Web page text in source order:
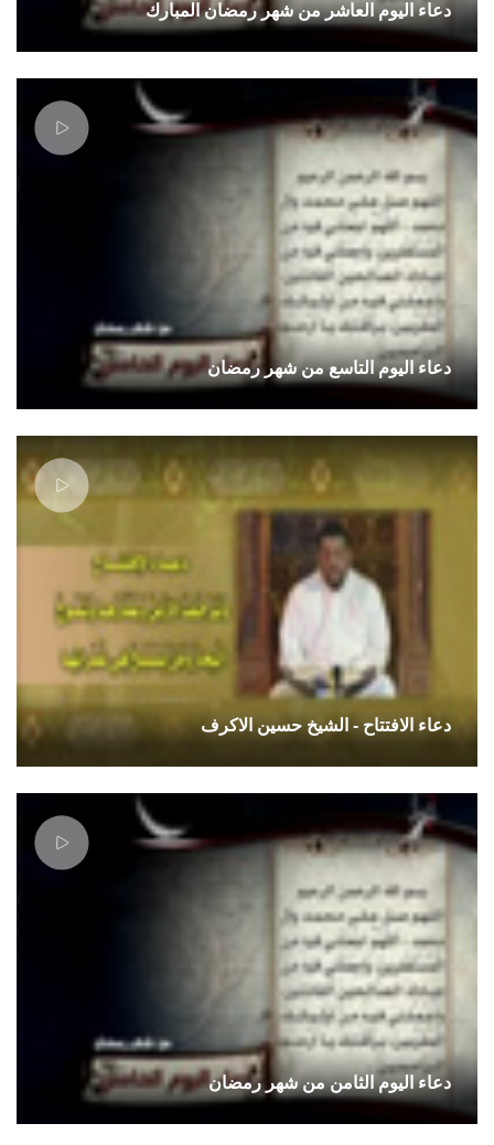
دعاء اليوم العاشر من شهر رمضان المبارك
دعاء اليوم التاسع من شهر رمضان
دعاء الافتتاح - الشيخ حسين الاكرف
دعاء اليوم الثامن من شهر رمضان